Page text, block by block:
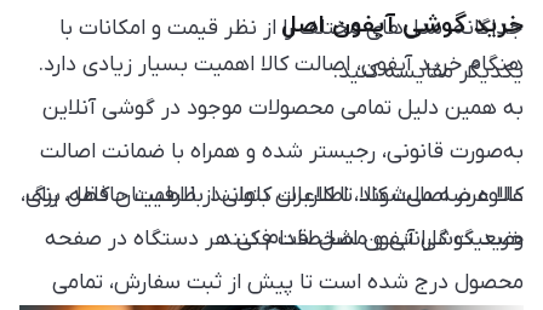
جداگانه، مدل‌های مختلف را از نظر قیمت و امکانات با
یکدیگر مقایسه کنید.
خرید گوشی آیفون اصل
هنگام خرید آیفون، اصالت کالا اهمیت بسیار زیادی دارد.
به همین دلیل تمامی محصولات موجود در گوشی آنلاین
به‌صورت قانونی، رجیستر شده و همراه با ضمانت اصالت
کالا عرضه می‌شوند تا کاربران بتوانند با اطمینان کامل برای
خرید گوشی آیفون اصل اقدام کنند.
علاوه بر اصالت کالا، اطلاعات کاملی از ظرفیت حافظه، رنگ،
وضعیت گارانتی و مشخصات فنی هر دستگاه در صفحه
محصول درج شده است تا پیش از ثبت سفارش، تمامی